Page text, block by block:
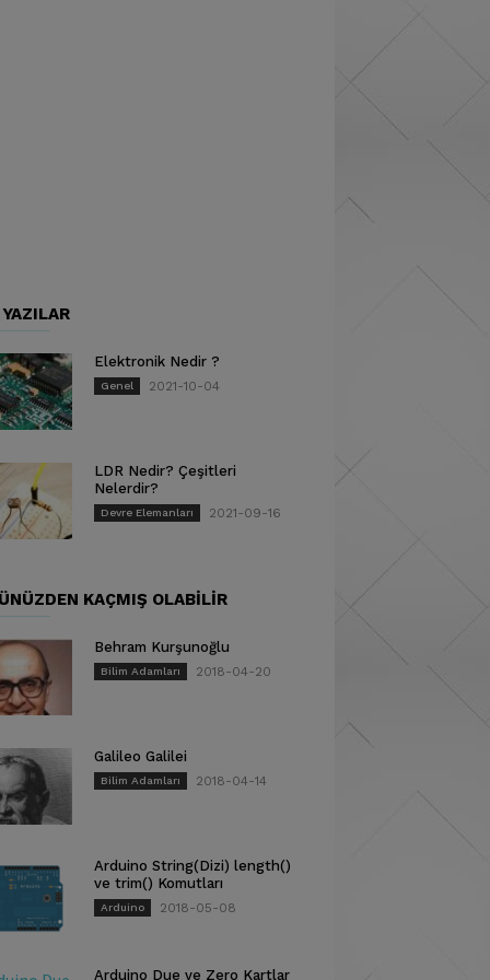
Elektronik Nedir ?
Genel 2021-10-04
LDR Nedir? Çeşitleri
Nelerdir?
Devre Elemanları 2021-09-16
KAÇMIŞ OLABILIR
Behram Kurşunoğlu
Bilim Adamları 2018-04-20
Galileo Galilei
Bilim Adamları 2018-04-14
Arduino String(Dizi) length()
ve trim() Komutları
Arduino 2018-05-08
Arduino Due ve Zero Kartlar